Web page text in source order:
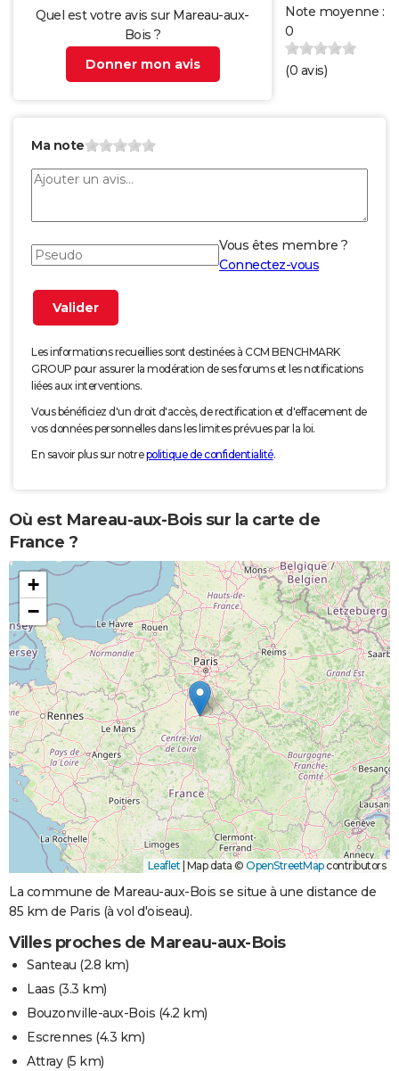
Quel est votre avis sur Mareau-aux-
Bois ?
Donner mon avis
Note moyenne :
0
(0 avis)
Ma note
Vous êtes membre ?
Connectez-vous
Les informations recueillies sont destinées à CCM BENCHMARK
GROUP pour assurer la modération de ses forums et les notifications
liées aux interventions.
Vous bénéficiez d'un droit d'accès, de rectification et d'effacement de
vos données personnelles dans les limites prévues par la loi.
En savoir plus sur notrepolitique de confidentialité.
Où est Mareau-aux-Bois sur la carte de
France ?
+
−
Leaflet Map data © OpenStreetMapcontributors
La commune de Mareau-aux-Bois se situe à une distance de
85 km de Paris (à vol d'oiseau).
Villes proches de Mareau-aux-Bois
Santeau (2.8 km)
Laas (3.3 km)
Bouzonville-aux-Bois (4.2 km)
Escrennes (4.3 km)
Attray(5 km)